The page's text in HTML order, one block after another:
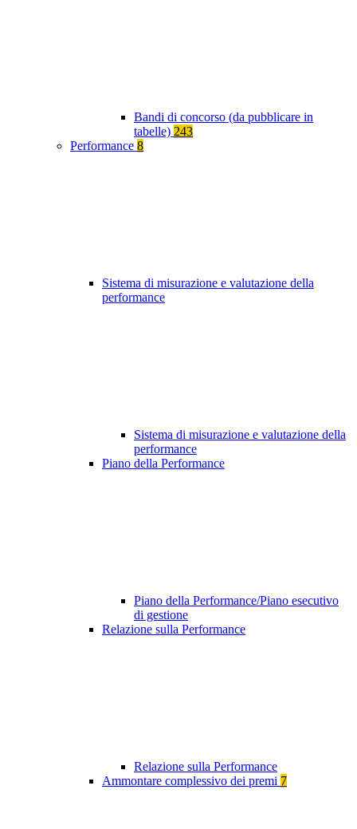
Bandi di concorso (da pubblicare in
tabelle) 243
Performance 8
Sistema di misurazione e valutazione della
performance
Sistema di misurazione e valutazione della
performance
Piano della Performance
Piano della Performance/Piano esecutivo
di gestione
Relazione sulla Performance
Relazione sulla Performance
Ammontare complessivo dei premi 7